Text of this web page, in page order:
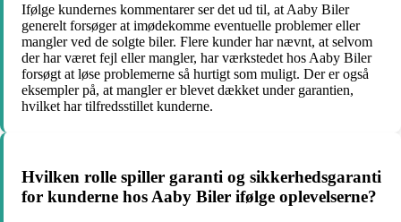
Ifølge kundernes kommentarer ser det ud til, at Aaby Biler
generelt forsøger at imødekomme eventuelle problemer eller
mangler ved de solgte biler. Flere kunder har nævnt, at selvom
der har været fejl eller mangler, har værkstedet hos Aaby Biler
forsøgt at løse problemerne så hurtigt som muligt. Der er også
eksempler på, at mangler er blevet dækket under garantien,
hvilket har tilfredsstillet kunderne.
Hvilken rolle spiller garanti og sikkerhedsgaranti
for kunderne hos Aaby Biler ifølge oplevelserne?